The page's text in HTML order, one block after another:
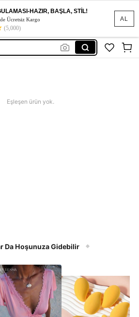
AL
HAZIR, BAŞLA, STİL!
Ücretsiz Kargo
(5,000)
Eşleşen ürün yok.
Da Hoşunuza Gidebilir